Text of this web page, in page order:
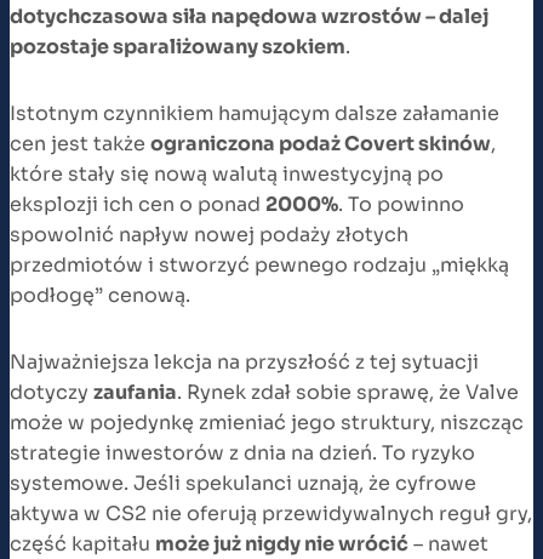
dotychczasowa siła napędowa wzrostów – dalej
pozostaje sparaliżowany szokiem.
Istotnym czynnikiem hamującym dalsze załamanie
cen jest także ograniczona podaż Covert skinów,
które stały się nową walutą inwestycyjną po
eksplozji ich cen o ponad 2000%. To powinno
spowolnić napływ nowej podaży złotych
przedmiotów i stworzyć pewnego rodzaju „miękką
podłogę” cenową.
Najważniejsza lekcja na przyszłość z tej sytuacji
dotyczy zaufania. Rynek zdał sobie sprawę, że Valve
może w pojedynkę zmieniać jego struktury, niszcząc
strategie inwestorów z dnia na dzień. To ryzyko
systemowe. Jeśli spekulanci uznają, że cyfrowe
aktywa w CS2 nie oferują przewidywalnych reguł gry,
część kapitału może już nigdy nie wrócić– nawet